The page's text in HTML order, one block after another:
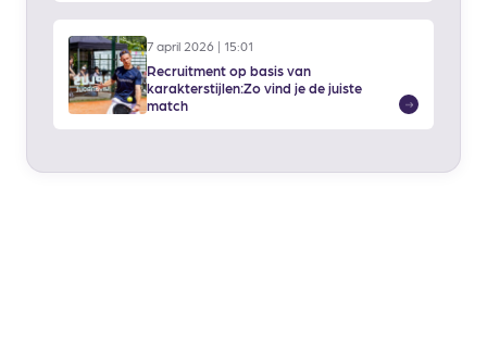
7 april 2026 | 15:01
Recruitment op basis van
karakterstijlen:Zo vind je de juiste
match
Lees
meer